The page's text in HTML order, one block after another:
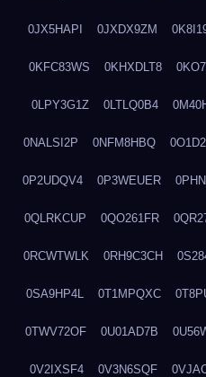
0JX5HAPI 0JXDX9ZM
0KFC83WS 0KHXDLT8
0LPY3G1Z 0LTLQ0B4
0NALSI2P 0NFM8HBQ
0P2UDQV4 0P3WEUER
0QLRKCUP 0QO261FR
0RCWTWLK 0RH9C3CH
0SA9HP4L 0T1MPQXC
0TWV72OF 0U01AD7B
0V2IXSF4 0V3N6SQF